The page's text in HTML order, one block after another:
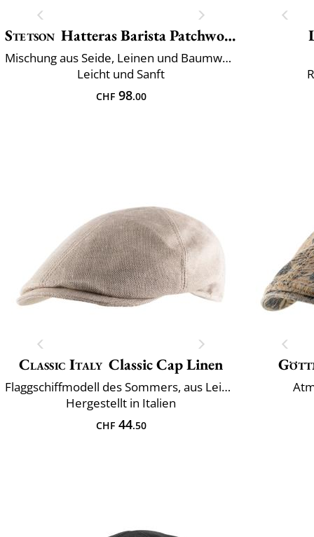
Stetson Hatteras Barista Patchwork
Mischung aus Seide, Leinen und Baumwolle
Leicht und Sanft
CHF98.00
Classic Italy Classic Cap Linen
Flaggschiffmodell des Sommers, aus Leinen und Baumwolle
Hergestellt in Italien
CHF44.50